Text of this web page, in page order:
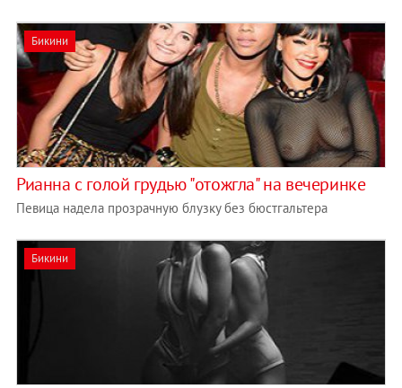
Бикини
Рианна с голой грудью "отожгла" на вечеринке
Певица надела прозрачную блузку без бюстгальтера
Бикини